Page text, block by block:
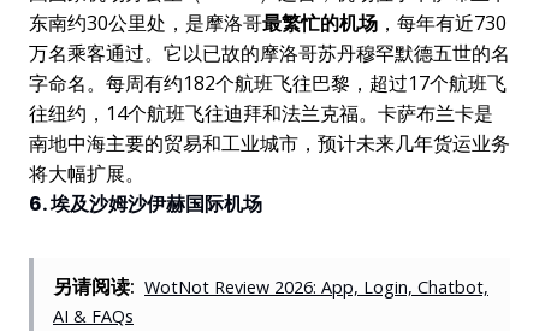
东南约30公里处，是摩洛哥最繁忙的机场 ，每年有近730
万名乘客通过。它以已故的摩洛哥苏丹穆罕默德五世的名
字命名。每周有约182个航班飞往巴黎，超过17个航班飞
往纽约，14个航班飞往迪拜和法兰克福。卡萨布兰卡是
南地中海主要的贸易和工业城市，预计未来几年货运业务
将大幅扩展。
6. 埃及沙姆沙伊赫国际机场
另请阅读: WotNot Review 2026: App, Login, Chatbot,
AI & FAQs